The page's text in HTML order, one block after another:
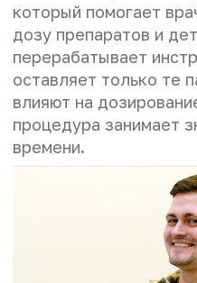
который помогает
дозу препаратов и
перерабатывает
оставляет только те
влияют на
процедура занимает
времени.